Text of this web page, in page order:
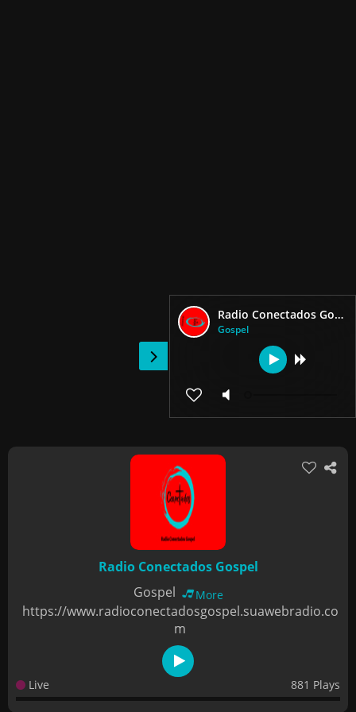
Radio Conectados Gospel
Gospel
Radio Conectados Gospel
Gospel
More
https://www.radioconectadosgospel.suawebradio.co
m
Live 881 Plays